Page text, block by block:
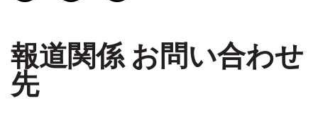
報道関係 お問い合わせ
先